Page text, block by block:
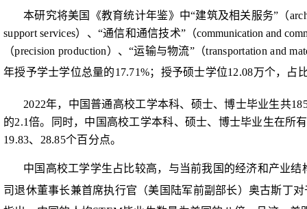
本研究将美国《教育统计年鉴》中“建筑及相关服务”（
support services）、“通信和通信技术” （communication and
（precision production）、“运输与物流”（transportation and
年授予学士学位总量的17.71%；授予硕士学位12.08万个，占
2022年，中国普通高校工学本科、硕士、博士毕业生共
的2.1倍。同时，中国高校工学本科、硕士、博士毕业生在所
19.83、 28.85个百分点。
中国高校工学学生占比较高，与当前我国的经济和产业
司退休董事长兼首席执行官（美国陆军前副部长）奥古斯丁